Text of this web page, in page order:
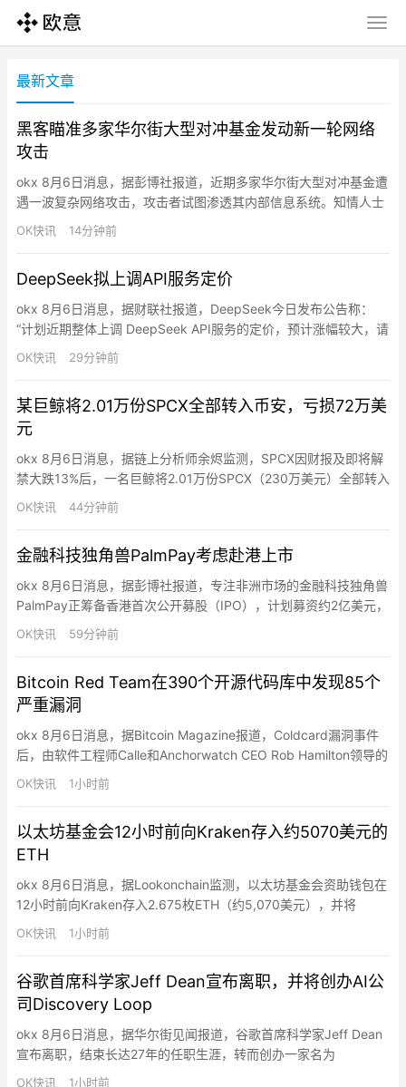
最新文章
黑客瞄准多家华尔街大型对冲基金发动新一轮网络
攻击
okx 8月6日消息，据彭博社报道，近期多家华尔街大型对冲基金遭
遇一波复杂网络攻击，攻击者试图渗透其内部信息系统。知情人士
透露，Point72资产管理公司已于周三告知投资者其受到攻击，初
步迹象显示客户信息未被盗取，公司仍在进一步审查中。
及多家私募股权公司…
OK快讯 14分钟前
DeepSeek拟上调API服务定价
okx 8月6日消息，据财联社报道，DeepSeek今日发布公告称：
“计划近期整体上调 DeepSeek API服务的定价，预计涨幅较大，请
合理安排您的使用。具体方案以正式通知为准。”
OK快讯 29分钟前
某巨鲸将2.01万份SPCX全部转入币安，亏损72万美
元
okx 8月6日消息，据链上分析师余烬监测，SPCX因财报及即将解
禁大跌13%后，一名巨鲸将2.01万份SPCX（230万美元）全部转入
Binance割肉，亏损72万美元（-24%）。该巨鲸在7月初以150美
元价格从Binance提出这些SPCX。
OK快讯 44分钟前
金融科技独角兽PalmPay考虑赴港上市
okx 8月6日消息，据彭博社报道，专注非洲市场的金融科技独角兽
PalmPay正筹备香港首次公开募股（IPO），计划募资约2亿美元，
投后估值超10亿美元，正式跻身独角兽行列。这一布局使其与尼日
利亚同业巨头OPay形成上市竞速格局（OPay正推进美股IPO）。
支付服务商，核心依托PalmPar…
OK快讯 59分钟前
Bitcoin Red Team在390个开源代码库中发现85个
严重漏洞
okx 8月6日消息，据Bitcoin Magazine报道，Coldcard漏洞事件
后，由软件工程师Calle和Anchorwatch CEO Rob Hamilton领导的
Bitcoin Red Team已获得资助，投入超4万美元AI代币对390多个
开源代码库进行安全审计。截至最新更新，团队已在27.5小时内提
OK快讯 1小时前
以太坊基金会12小时前向Kraken存入约5070美元的
ETH
okx 8月6日消息，据Lookonchain监测，以太坊基金会资助钱包在
12小时前向Kraken存入2.675枚ETH（约5,070美元），并将
578.38枚ETH（约108万美元）转移至一个新的Gnosis Safe
Proxy钱包。
OK快讯 1小时前
谷歌首席科学家Jeff Dean宣布离职，并将创办AI公
司Discovery Loop
okx 8月6日消息，据华尔街见闻报道，谷歌首席科学家Jeff Dean
宣布离职，结束长达27年的任职生涯，转而创办一家名为
Discovery Loop的AI初创公司，专注于自动化科学研究流程。与他
OK快讯 1小时前